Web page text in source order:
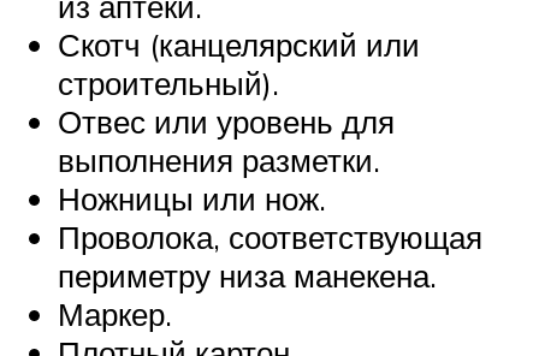
Скотч (канцелярский или
строительный).
Отвес или уровень для
выполнения разметки.
Ножницы или нож.
Проволока, соответствующая
периметру низа манекена.
Маркер.